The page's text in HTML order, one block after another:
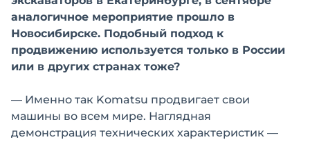
аналогичное мероприятие прошло в
Новосибирске. Подобный подход к
продвижению используется только в России
или в других странах тоже?
— Именно так Komatsu продвигает свои
машины во всем мире. Наглядная
демонстрация технических характеристик —